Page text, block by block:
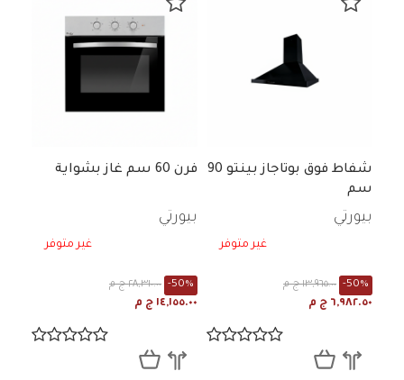
شفاط فوق بوتاجاز بينتو 90
سم
بيورتي
غير متوفر
١٣,٩٦٥.٠٠ ج م -50%
٦,٩٨٢.٥٠ ج م
فرن 60 سم غاز بشواية
بيورتي
غير متوفر
٢٨,٣١٠.٠٠ ج م -50%
١٤,١٥٥.٠٠ ج م